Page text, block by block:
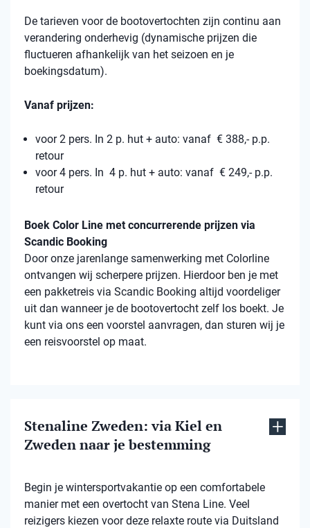
De tarieven voor de bootovertochten zijn continu aan
verandering onderhevig (dynamische prijzen die
fluctueren afhankelijk van het seizoen en je
boekingsdatum).
Vanaf prijzen:
voor 2 pers. In 2 p. hut + auto: vanaf € 388,- p.p.
retour
voor 4 pers. In 4 p. hut + auto: vanaf € 249,- p.p.
retour
Boek Color Line met concurrerende prijzen via
Scandic Booking
Door onze jarenlange samenwerking met Colorline
ontvangen wij scherpere prijzen. Hierdoor ben je met
een pakketreis via Scandic Booking altijd voordeliger
uit dan wanneer je de bootovertocht zelf los boekt. Je
kunt via ons een voorstel aanvragen, dan sturen wij je
een reisvoorstel op maat.
Stenaline Zweden: via Kiel en
Zweden naar je bestemming
Begin je wintersportvakantie op een comfortabele
manier met een overtocht van Stena Line. Veel
reizigers kiezen voor deze relaxte route via Duitsland